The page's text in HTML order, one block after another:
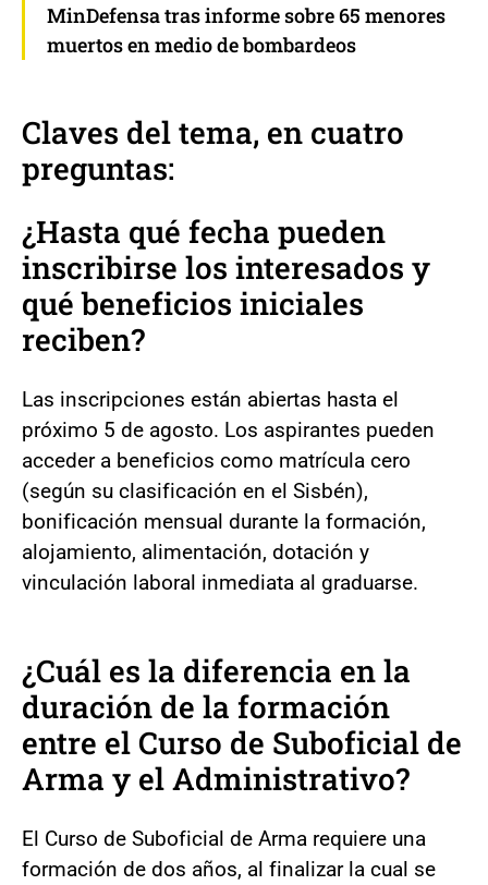
MinDefensa tras informe sobre 65 menores
muertos en medio de bombardeos
Claves del tema, en cuatro
preguntas:
¿Hasta qué fecha pueden
inscribirse los interesados y
qué beneficios iniciales
reciben?
Las inscripciones están abiertas hasta el
próximo 5 de agosto. Los aspirantes pueden
acceder a beneficios como matrícula cero
(según su clasificación en el Sisbén),
bonificación mensual durante la formación,
alojamiento, alimentación, dotación y
vinculación laboral inmediata al graduarse.
¿Cuál es la diferencia en la
duración de la formación
entre el Curso de Suboficial de
Arma y el Administrativo?
El Curso de Suboficial de Arma requiere una
formación de dos años, al finalizar la cual se